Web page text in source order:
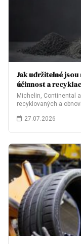
Jak udržitelné
účinnost a
Michelin, Continental
recyklovaných a
27.07.2026